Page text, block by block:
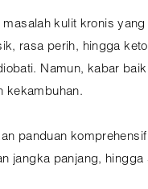
kulit kronis
rasa perih, hingga
Namun, kabar
kekambuhan.
panduan
jangka panjang,